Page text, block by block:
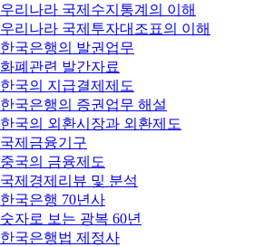
우리나라 국제수지통계의 이해
우리나라 국제투자대조표의 이해
한국은행의 발권업무
화폐관련 발간자료
한국의 지급결제제도
한국은행의 증권업무 해설
한국의 외환시장과 외환제도
국제금융기구
중국의 금융제도
국제경제리뷰 및 분석
한국은행 70년사
숫자로 보는 광복 60년
한국은행법 제정사